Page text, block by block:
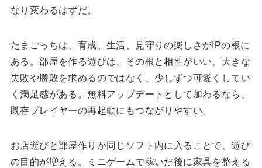
なり変わるはずだ。
たまごっちは、育成、生活、見守りの楽しさがIPの根に
ある。部屋を作る遊びは、その根と相性がいい。大きな
失敗や勝敗を求めるのではなく、少しずつ可愛くしてい
く満足感がある。無料アップデートとして加わるなら、
既存プレイヤーの再起動にもつながりやすい。
お店遊びと部屋作りが同じソフト内に入ることで、遊び
の目的が増える。ミニゲームで稼いだ後に家具を整える